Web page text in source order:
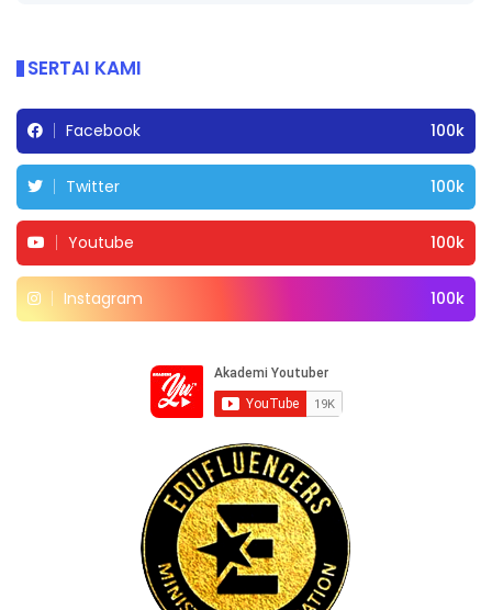
SERTAI KAMI
Facebook 100k
Twitter 100k
Youtube 100k
Instagram 100k